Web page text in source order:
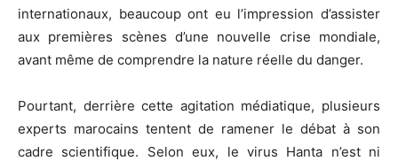
internationaux, beaucoup ont eu l’impression d’assister
aux premières scènes d’une nouvelle crise mondiale,
avant même de comprendre la nature réelle du danger.
Pourtant, derrière cette agitation médiatique, plusieurs
experts marocains tentent de ramener le débat à son
cadre scientifique. Selon eux, le virus Hanta n’est ni